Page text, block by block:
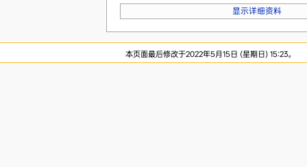
显示详细资料
本页面最后修改于2022年5月15日 (星期日) 15:23。